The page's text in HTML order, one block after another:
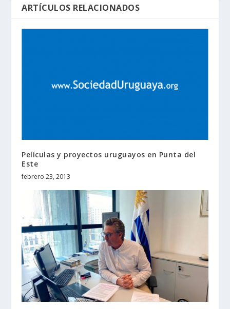
ARTÍCULOS RELACIONADOS
Películas y proyectos uruguayos en Punta del
Este
febrero 23, 2013